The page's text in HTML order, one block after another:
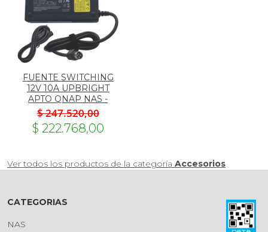
FUENTE SWITCHING
12V 10A UPBRIGHT
APTO QNAP NAS -
$ 247.520,00
$ 222.768,00
Ver todos los productos de la categoría Accesorios
CATEGORIAS
NAS